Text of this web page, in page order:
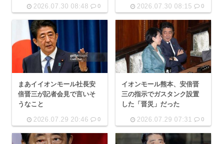
2026.07.30 08:48 0 2026.07.30 08:15 0
まあイイオンモール社長安
倍晋三が記者会見で言いそ
うなこと
2026.07.29 20:46 0
イオンモール熊本、安倍晋
三の指示でガスタンク設置
した「晋災」だった
2026.07.29 07:31 0